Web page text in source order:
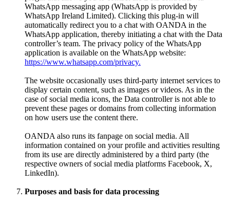
WhatsApp messaging app (WhatsApp is provided by
WhatsApp Ireland Limited). Clicking this plug-in will
automatically redirect you to a chat with OANDA in the
WhatsApp application, thereby initiating a chat with the Data
controller’s team. The privacy policy of the WhatsApp
application is available on the WhatsApp website:
https://www.whatsapp.com/privacy.
The website occasionally uses third-party internet services to
display certain content, such as images or videos. As in the
case of social media icons, the Data controller is not able to
prevent these pages or domains from collecting information
on how users use the content there.
OANDA also runs its fanpage on social media. All
information contained on your profile and activities resulting
from its use are directly administered by a third party (the
respective owners of social media platforms Facebook, X,
LinkedIn).
Purposes and basis for data processing